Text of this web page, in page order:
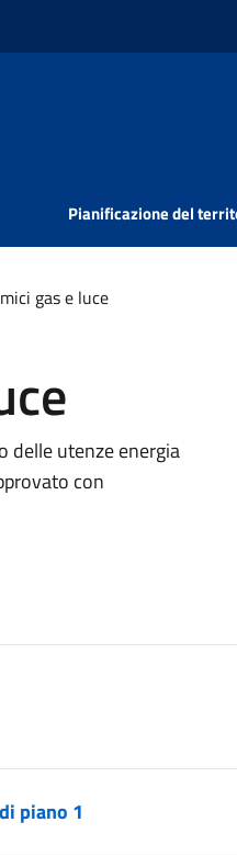
Pianificazione del
gas e luce
delle utenze energia
con
piano 1